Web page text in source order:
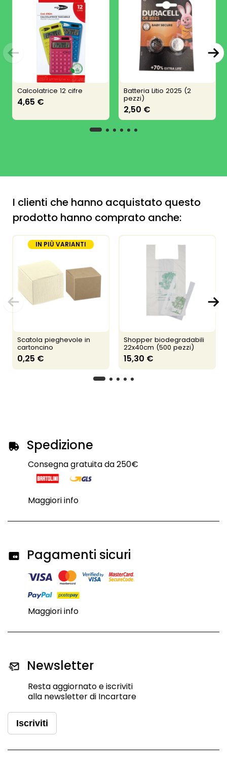
Calcolatrice 12 cifre
4,65 €
Batteria Litio 2025 (2
pezzi)
2,50 €
I clienti che hanno acquistato questo
prodotto hanno comprato anche:
IN PIÙ VARIANTI
Scatola pieghevole in
cartoncino
0,25 €
Shopper biodegradabili
22x40cm (500 pezzi)
15,30 €
Spedizione
Consegna gratuita da 250€
Maggiori info
Pagamenti sicuri
Maggiori info
Newsletter
Resta aggiornato e iscriviti
alla newsletter di Incartare
Iscriviti